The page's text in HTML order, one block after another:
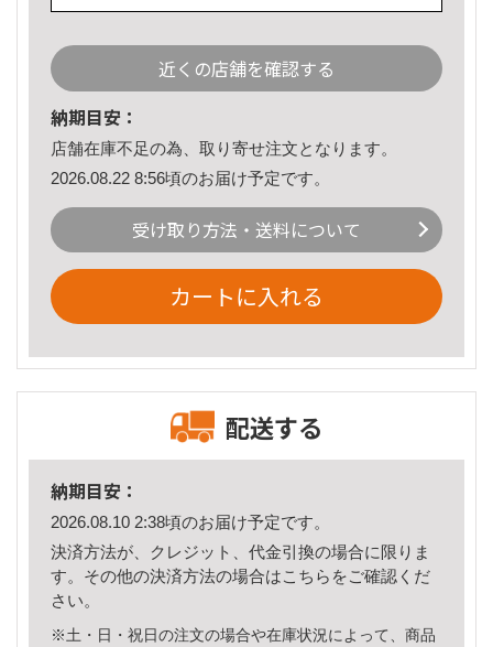
近くの店舗を確認する
納期目安：
店舗在庫不足の為、取り寄せ注文となります。
2026.08.22 8:56頃のお届け予定です。
受け取り方法・送料について
カートに入れる
配送する
納期目安：
2026.08.10 2:38頃のお届け予定です。
決済方法が、クレジット、代金引換の場合に限りま
す。その他の決済方法の場合はこちら をご確認くだ
さい。
※土・日・祝日の注文の場合や在庫状況によって、商品